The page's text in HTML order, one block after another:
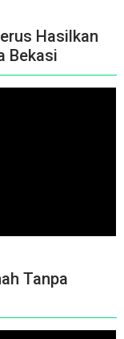
Hasilkan
Bekasi
Tanpa